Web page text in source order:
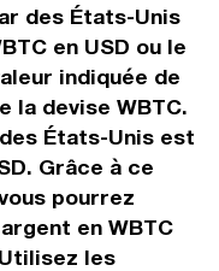
des États-Unis
en USD ou le
indiquée de
la devise WBTC.
États-Unis est
Grâce à ce
pourrez
en WBTC
les